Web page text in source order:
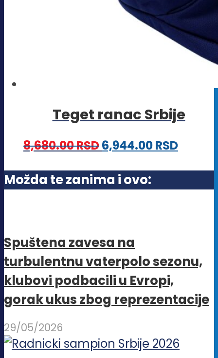
Teget ranac Srbije
8,680.00RSD6,944.00RSD
Možda te zanima i ovo:
Spuštena zavesa na
turbulentnu vaterpolo sezonu,
klubovi podbacili u Evropi,
gorak ukus zbog reprezentacije
29/05/2026